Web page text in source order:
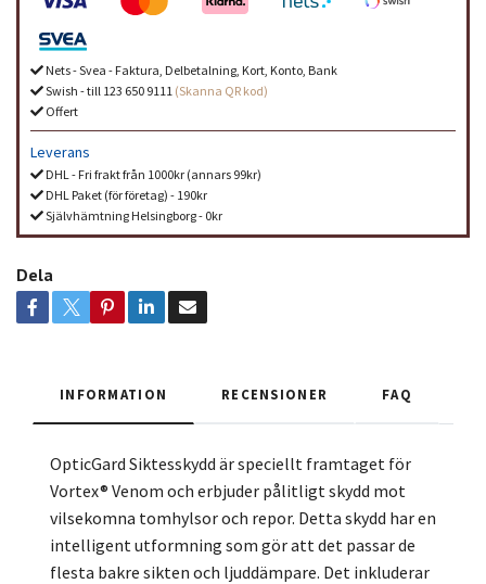
Nets - Svea - Faktura, Delbetalning, Kort, Konto, Bank
Swish - till 123 650 9111 (Skanna QR kod)
Offert
Leverans
DHL - Fri frakt från 1000kr (annars 99kr)
DHL Paket (för företag) - 190kr
Självhämtning Helsingborg - 0kr
Dela
INFORMATION RECENSIONER FAQ
OpticGard Siktesskydd är speciellt framtaget för
Vortex® Venom och erbjuder pålitligt skydd mot
vilsekomna tomhylsor och repor. Detta skydd har en
intelligent utformning som gör att det passar de
flesta bakre sikten och ljuddämpare. Det inkluderar